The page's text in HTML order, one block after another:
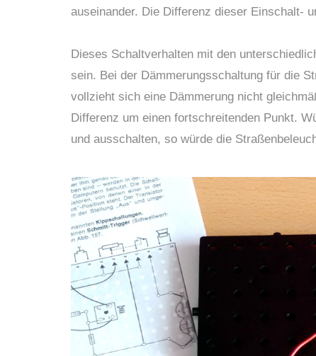
auseinander. Die Differenz dieser Einschalt-
Dieses Schaltverhalten mit den
sein. Bei der Dämmerungsschaltung für die
vollzieht sich eine Dämmerung nicht
Differenz um einen fortschreitenden Punkt.
und ausschalten, so würde die